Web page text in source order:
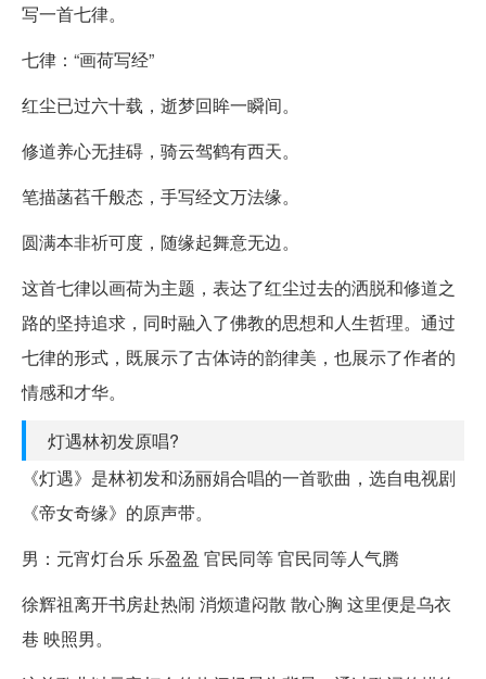
写一首七律。
七律：“画荷写经”
红尘已过六十载，逝梦回眸一瞬间。
修道养心无挂碍，骑云驾鹤有西天。
笔描菡萏千般态，手写经文万法缘。
圆满本非祈可度，随缘起舞意无边。
这首七律以画荷为主题，表达了红尘过去的洒脱和修道之
路的坚持追求，同时融入了佛教的思想和人生哲理。通过
七律的形式，既展示了古体诗的韵律美，也展示了作者的
情感和才华。
灯遇林初发原唱?
《灯遇》是林初发和汤丽娟合唱的一首歌曲，选自电视剧
《帝女奇缘》的原声带。
男：元宵灯台乐 乐盈盈 官民同等 官民同等人气腾
徐辉祖离开书房赴热闹 消烦遣闷散 散心胸 这里便是乌衣
巷 映照男。